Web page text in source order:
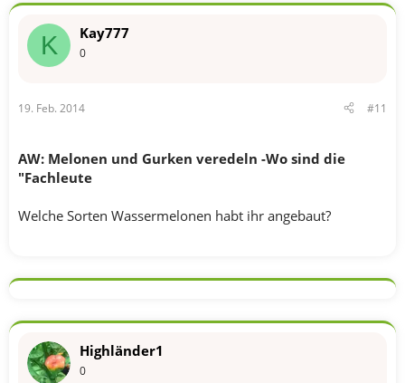
K Kay777
0
19. Feb. 2014 #11
AW: Melonen und Gurken veredeln -Wo sind die
"Fachleute
Welche Sorten Wassermelonen habt ihr angebaut?
Highländer1
0